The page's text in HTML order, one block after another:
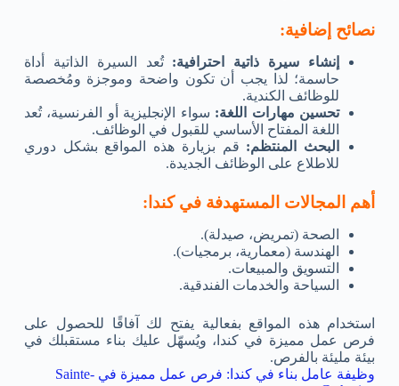
نصائح إضافية:
إنشاء سيرة ذاتية احترافية: تُعد السيرة الذاتية أداة
حاسمة؛ لذا يجب أن تكون واضحة وموجزة ومُخصصة
للوظائف الكندية.
تحسين مهارات اللغة: سواء الإنجليزية أو الفرنسية، تُعد
اللغة المفتاح الأساسي للقبول في الوظائف.
البحث المنتظم: قم بزيارة هذه المواقع بشكل دوري
للاطلاع على الوظائف الجديدة.
أهم المجالات المستهدفة في كندا:
الصحة (تمريض، صيدلة).
الهندسة (معمارية، برمجيات).
التسويق والمبيعات.
السياحة والخدمات الفندقية.
استخدام هذه المواقع بفعالية يفتح لك آفاقًا للحصول على
فرص عمل مميزة في كندا، ويُسهّل عليك بناء مستقبلك في
بيئة مليئة بالفرص.
وظيفة عامل بناء في كندا: فرص عمل مميزة في Sainte-